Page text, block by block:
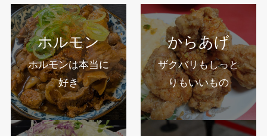
ホルモン
ホルモンは本当に
好き
からあげ
ザクバリもしっと
りもいいもの